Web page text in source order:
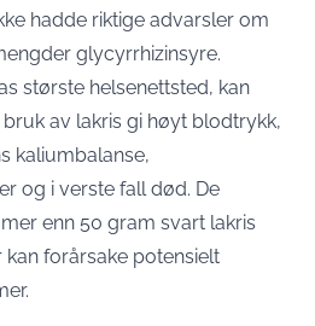
hadde riktige advarsler om
glycyrrhizinsyre.
største helsenettsted, kan
av lakris gi høyt blodtrykk,
kaliumbalanse,
og i verste fall død. De
enn 50 gram svart lakris
forårsake potensielt